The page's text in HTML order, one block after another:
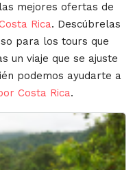
mejores ofertas de
Rica. Descúbrelas
para los tours que
un viaje que se ajuste
podemos ayudarte a
Costa Rica.